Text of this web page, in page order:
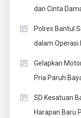
dan Cinta
Polres Bantul
dalam Operasi
Gelapkan
Pria Paruh
SD Kesatuan
Harapan Baru